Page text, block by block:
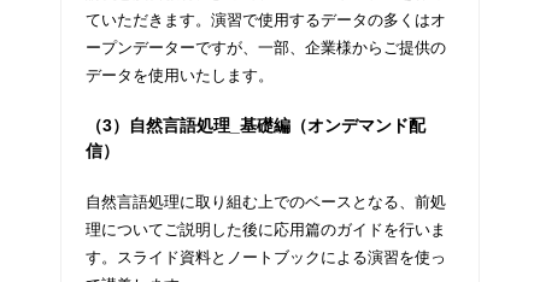
ていただきます。演習で使用するデータの多くはオ
ープンデーターですが、一部、企業様からご提供の
データを使用いたします。
（3）自然言語処理_基礎編（オンデマンド配
信）
自然言語処理に取り組む上でのベースとなる、前処
理についてご説明した後に応用篇のガイドを行いま
す。スライド資料とノートブックによる演習を使っ